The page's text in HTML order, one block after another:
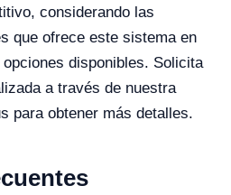
considerando las
que ofrece este sistema en
disponibles. Solicita
a través de nuestra
para obtener más detalles.